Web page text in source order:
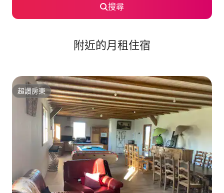
搜尋
附近的月租住宿
超讚房東
超讚房東